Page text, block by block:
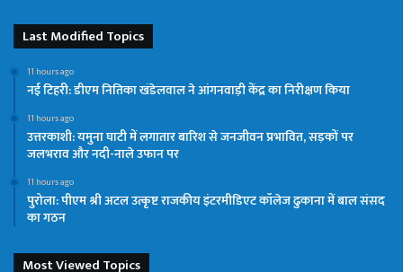
Last Modified Topics
11 hours ago
नई टिहरी: डीएम नितिका खंडेलवाल ने आंगनवाड़ी केंद्र का निरीक्षण किया
11 hours ago
उत्तरकाशी: यमुना घाटी में लगातार बारिश से जनजीवन प्रभावित, सड़कों पर
जलभराव और नदी-नाले उफान पर
11 hours ago
पुरोला: पीएम श्री अटल उत्कृष्ट राजकीय इंटरमीडिएट कॉलेज ढुकाना में बाल संसद
का गठन
Most Viewed Topics